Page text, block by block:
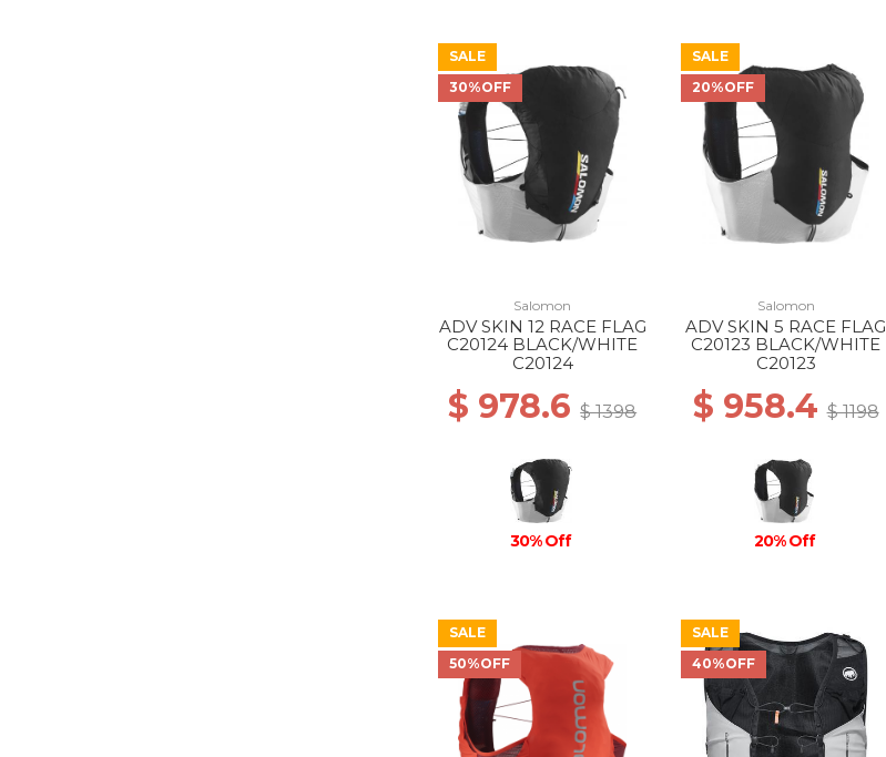
SALE
30%OFF
Salomon
ADV SKIN 12 RACE FLAG
C20124 BLACK/WHITE
C20124
$ 978.6$ 1398
30% Off
SALE
20%OFF
Salomon
ADV SKIN 5 RACE FLAG
C20123 BLACK/WHITE
C20123
$ 958.4$ 1198
20% Off
SALE
50%OFF
SALE
40%OFF